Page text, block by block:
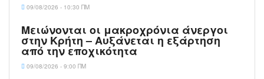
09/08/2026 - 10:30 ΠΜ
Μειώνονται οι μακροχρόνια άνεργοι
στην Κρήτη – Αυξάνεται η εξάρτηση
από την εποχικότητα
09/08/2026 - 9:00 ΠΜ